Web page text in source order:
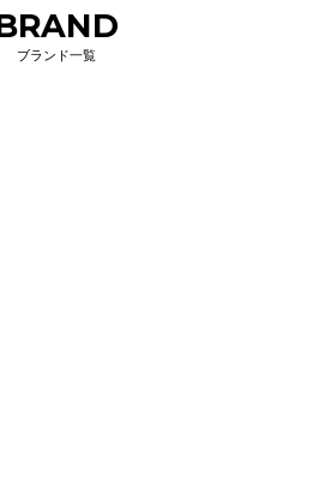
ブランド一覧